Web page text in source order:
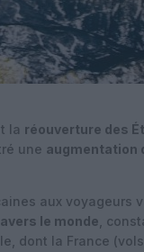
la réouverture des
une augmentation
aux voyageurs
le monde ,
dont la France